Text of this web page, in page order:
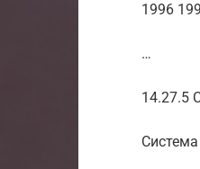
1996
…
14.27.5